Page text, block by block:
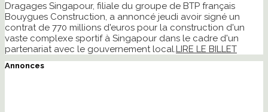
Dragages Singapour, filiale du groupe de BTP français
Bouygues Construction, a annoncé jeudi avoir signé un
contrat de 770 millions d'euros pour la construction d'un
vaste complexe sportif à Singapour dans le cadre d'un
partenariat avec le gouvernement local.LIRE LE BILLET
Annonces